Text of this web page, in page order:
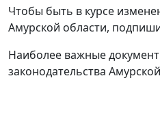
Чтобы быть в курсе
Амурской области,
Наиболее важные
законодательства